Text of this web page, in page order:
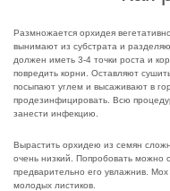
Размножается орхидея
вынимают из субстрата и
должен иметь 3-4 точки роста и
повредить корни. Оставляют
посыпают углем и высаживают в
продезинфицировать. Всю
занести инфекцию.
Вырастить орхидею из семян
очень низкий. Попробовать можно
предварительно его увлажнив.
молодых листиков.